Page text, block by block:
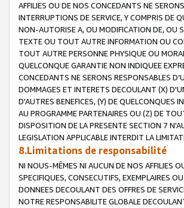
AFFILIES OU DE NOS CONCEDANTS NE
INTERRUPTIONS DE SERVICE, Y COMPRIS DE
NON-AUTORISE A, OU MODIFICATION DE, OU
TEXTE OU TOUT AUTRE INFORMATION OU
TOUT AUTRE PERSONNE PHYSIQUE OU
QUELCONQUE GARANTIE NON INDIQUEE
CONCEDANTS NE SERONS RESPONSABLES
DOMMAGES ET INTERETS DECOULANT (X)
D'AUTRES BENEFICES, (Y) DE QUELCONQUES
AU PROGRAMME PARTENAIRES OU (Z) DE
DISPOSITION DE LA PRESENTE SECTION 7
LEGISLATION APPLICABLE INTERDIT LA
8.Limitations de responsabilité
NI NOUS-MÊMES NI AUCUN DE NOS AFFILIES
SPECIFIQUES, CONSECUTIFS, EXEMPLAIRES
DONNEES DECOULANT DES OFFRES DE
NOTRE RESPONSABILITE GLOBALE